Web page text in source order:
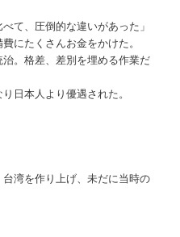
て、圧倒的な違いがあった」
にたくさんお金をかけた。
。格差、差別を埋める作業だ
日本人より優遇された。
湾を作り上げ、未だに当時の